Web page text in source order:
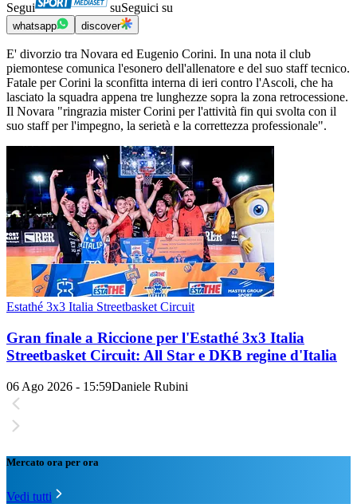
Segui suSeguici su
whatsapp discover
E' divorzio tra Novara ed Eugenio Corini. In una nota il club
piemontese comunica l'esonero dell'allenatore e del suo staff tecnico.
Fatale per Corini la sconfitta interna di ieri contro l'Ascoli, che ha
lasciato la squadra appena tre lunghezze sopra la zona retrocessione.
Il Novara "ringrazia mister Corini per l'attività fin qui svolta con il
suo staff per l'impegno, la serietà e la correttezza professionale".
Estathé 3x3 Italia Streetbasket Circuit
Gran finale a Riccione per l'Estathé 3x3 Italia
Streetbasket Circuit: All Star e DKB regine d'Italia
06 Ago 2026 - 15:59Daniele Rubini
Mercato ora per ora
Vedi tutti